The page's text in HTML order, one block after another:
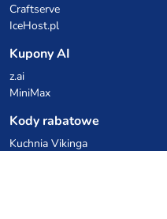
Craftserve
IceHost.pl
Kupony AI
z.ai
MiniMax
Kody rabatowe
Kuchnia Vikinga